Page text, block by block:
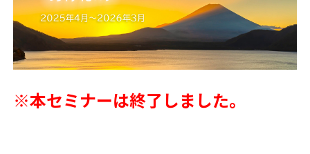
※本セミナーは終了しました。